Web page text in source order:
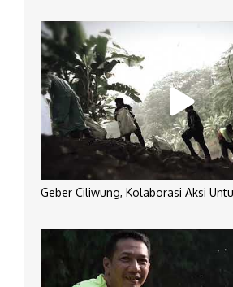
Geber Ciliwung, Kolaborasi Aksi